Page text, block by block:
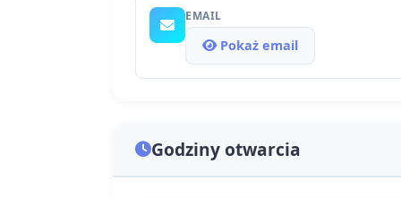
EMAIL
Pokaż email
Godziny otwarcia